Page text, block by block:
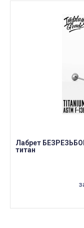
Лабрет
титан